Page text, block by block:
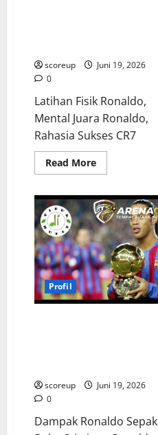
scoreup
Juni 19, 2026
0
Latihan Fisik Ronaldo,
Mental Juara Ronaldo,
Rahasia Sukses CR7
Read MoreRead
more
Juara
Ronaldo,
Api
Obsesi
Tak
Pernah
Padam,
Menguak
Rahasia
Dibalik
Kehebatan
Abadinya
Profil
scoreup
Juni 19, 2026
0
Dampak Ronaldo Sepak